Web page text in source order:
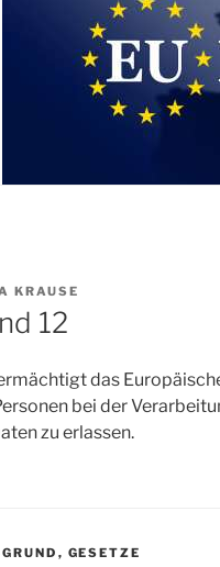
KRAUSE
12
das
bei der
zu erlassen.
, GESETZE